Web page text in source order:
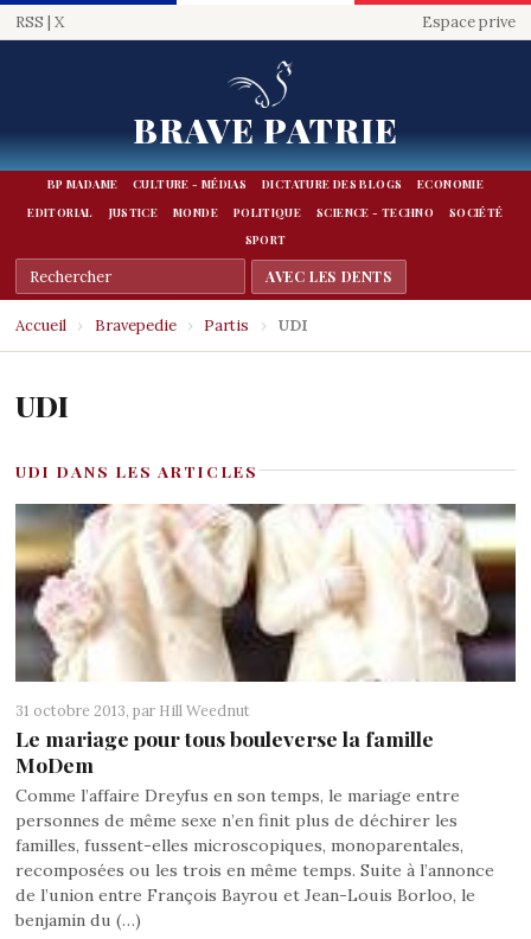
RSS | X Espace prive
BRAVE PATRIE
BP MADAME CULTURE - MÉDIAS DICTATURE DES BLOGS
ECONOMIE
EDITORIAL
JUSTICE MONDE POLITIQUE SCIENCE - TECHNO
SOCIÉTÉ
SPORT
Accueil › Bravepedie › Partis › UDI
UDI
UDI DANS LES ARTICLES
31 octobre 2013, par Hill Weednut
Le mariage pour tous bouleverse la famille
MoDem
Comme l’affaire Dreyfus en son temps, le mariage entre
personnes de même sexe n’en finit plus de déchirer les
familles, fussent-elles microscopiques, monoparentales,
recomposées ou les trois en même temps. Suite à l’annonce
de l’union entre François Bayrou et Jean-Louis Borloo, le
benjamin du (…)